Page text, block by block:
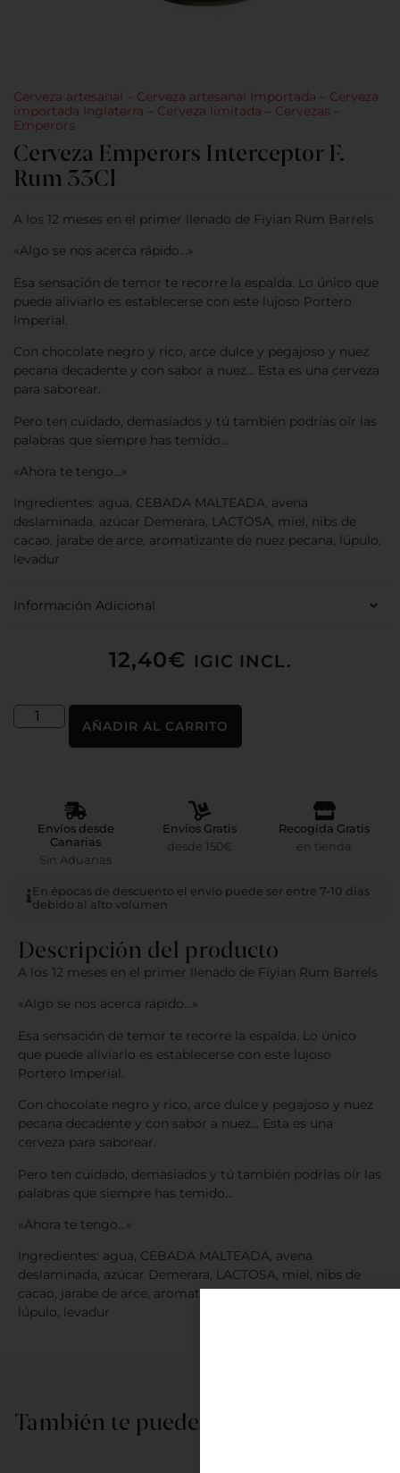
Cerveza artesanal Cerveza artesanal Importada
Cerveza
importada Inglaterra
Cerveza limitada Cervezas
Emperors
Cerveza Emperors Interceptor F.
Rum 33Cl
A los 12 meses en el primer llenado de Fiyian Rum Barrels
«Algo se nos acerca rápido…»
Esa sensación de temor te recorre la espalda. Lo único que
puede aliviarlo es establecerse con este lujoso Portero
Imperial.
Con chocolate negro y rico, arce dulce y pegajoso y nuez
pecana decadente y con sabor a nuez… Esta es una cerveza
para saborear.
Pero ten cuidado, demasiados y tú también podrías oír las
palabras que siempre has temido…
«Ahora te tengo…»
Ingredientes: agua, CEBADA MALTEADA, avena
deslaminada, azúcar Demerara, LACTOSA, miel, nibs de
cacao, jarabe de arce, aromatizante de nuez pecana, lúpulo,
levadur
Información Adicional
12,40€ IGIC INCL.
AÑADIR AL CARRITO
Envíos desde
Canarias
Sin Aduanas
Envíos Gratis
desde 150€
Recogida Gratis
en tienda
En épocas de descuento el envío puede ser entre 7-10 días
debido al alto volumen
Descripción del producto
A los 12 meses en el primer llenado de Fiyian Rum Barrels
«Algo se nos acerca rápido…»
Esa sensación de temor te recorre la espalda. Lo único
que puede aliviarlo es establecerse con este lujoso
Portero Imperial.
Con chocolate negro y rico, arce dulce y pegajoso y nuez
pecana decadente y con sabor a nuez… Esta es una
cerveza para saborear.
Pero ten cuidado, demasiados y tú también podrías oír las
palabras que siempre has temido…
«Ahora te tengo…»
Ingredientes: agua, CEBADA MALTEADA, avena
deslaminada, azúcar Demerara, LACTOSA, miel, nibs de
cacao, jarabe de arce, aromatizante de nuez pecana,
lúpulo, levadur
También te puede interesar…